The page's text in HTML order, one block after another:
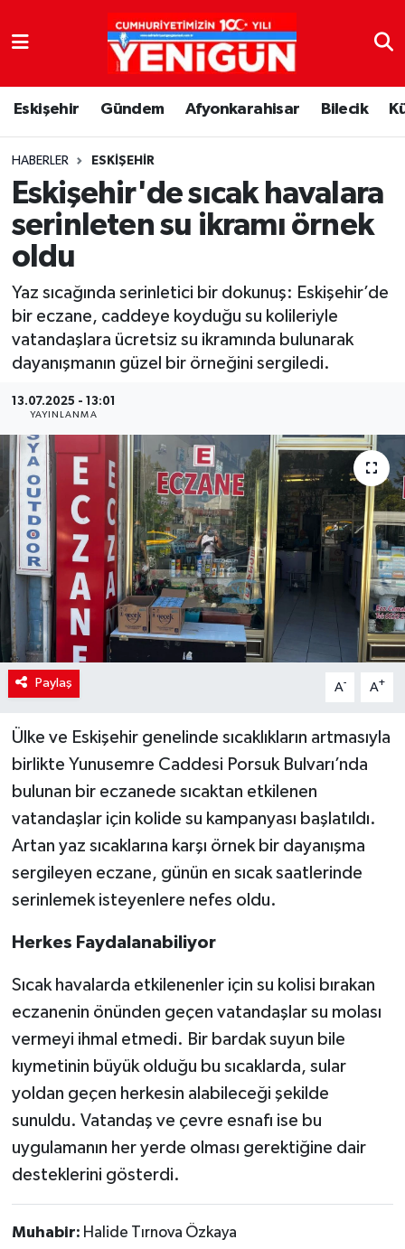
Eskişehir Gündem Afyonkarahisar Bilecik
HABERLER ESKIŞEHIR
Eskişehir'de sıcak havalara
serinleten su ikramı örnek
oldu
Yaz sıcağında serinletici bir dokunuş: Eskişehir’de
bir eczane, caddeye koyduğu su kolileriyle
vatandaşlara ücretsiz su ikramında bulunarak
dayanışmanın güzel bir örneğini sergiledi.
13.07.2025 - 13:01
YAYINLANMA
Paylaş A- A+
Ülke ve Eskişehir genelinde sıcaklıkların artmasıyla
birlikte Yunusemre Caddesi Porsuk Bulvarı’nda
bulunan bir eczanede sıcaktan etkilenen
vatandaşlar için kolide su kampanyası başlatıldı.
Artan yaz sıcaklarına karşı örnek bir dayanışma
sergileyen eczane, günün en sıcak saatlerinde
serinlemek isteyenlere nefes oldu.
Herkes Faydalanabiliyor
Sıcak havalarda etkilenenler için su kolisi bırakan
eczanenin önünden geçen vatandaşlar su molası
vermeyi ihmal etmedi. Bir bardak suyun bile
kıymetinin büyük olduğu bu sıcaklarda, sular
yoldan geçen herkesin alabileceği şekilde
sunuldu. Vatandaş ve çevre esnafı ise bu
uygulamanın her yerde olması gerektiğine dair
desteklerini gösterdi.
Muhabir: Halide Tırnova Özkaya
Nöbetçi Eczaneler
Hava Durumu
Trafik Durumu
Süper Lig Puan Durumu ve Fikstür
Tüm Manşetler
Son Dakika Haberleri
Haber Arşivi